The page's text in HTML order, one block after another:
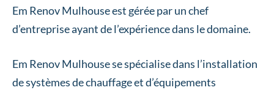
Em Renov Mulhouse est gérée par un chef
d’entreprise ayant de l’expérience dans le domaine.
Em Renov Mulhouse se spécialise dans l’installation
de systèmes de chauffage et d’équipements